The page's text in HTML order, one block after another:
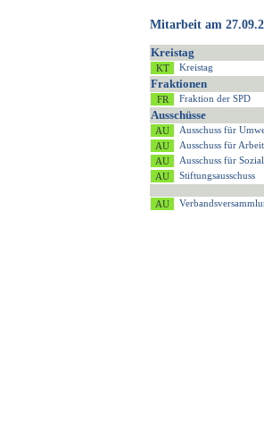
Mitarbeit am
Kreistag
Kreistag
Fraktionen
Fraktion der SPD
Ausschüsse
Ausschuss für
Ausschuss für
Ausschuss für
Stiftungsausschuss